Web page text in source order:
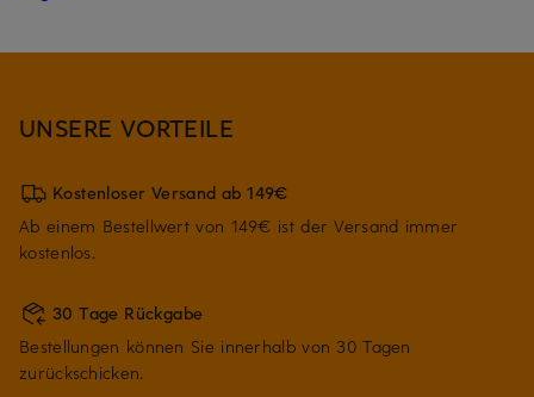
UNSERE VORTEILE
Kostenloser Versand ab 149€
Ab einem Bestellwert von 149€ ist der Versand immer
kostenlos.
30 Tage Rückgabe
Bestellungen können Sie innerhalb von 30 Tagen
zurückschicken.